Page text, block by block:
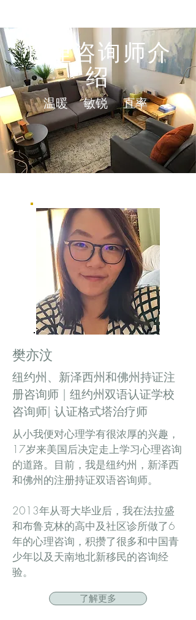
心理咨询师介
绍
温暖 敏锐 直率
樊亦汶
纽约州、新泽西州和佛州持证注
册咨询师 | 纽约州双语认证学校
咨询师| 认证格式塔治疗师
从小我便对心理学有很浓厚的兴趣，
17岁来美国后决定走上学习心理咨询
的道路。目前，我是纽约州，新泽西
和佛州的注册持证双语咨询师。
2013年从哥大毕业后，我在法拉盛
和布鲁克林的高中及社区诊所做了6
年的心理咨询，积攒了很多和中国青
少年以及天南地北新移民的咨询经
验。
了解更多